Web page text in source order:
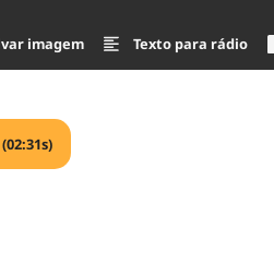
imagem Texto para rádio